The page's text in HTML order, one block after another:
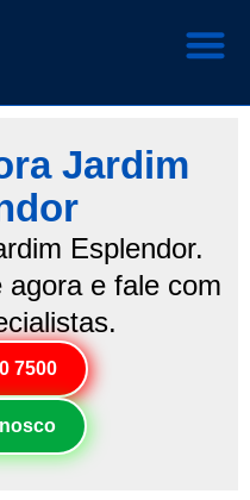
Jardim
Esplendor.
e fale com
7500